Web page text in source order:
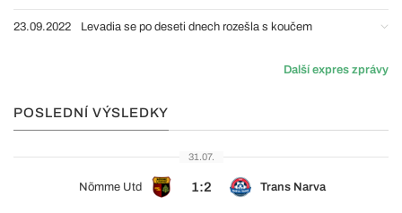
23.09.2022 Levadia se po deseti dnech rozešla s koučem
Další expres zprávy
POSLEDNÍ VÝSLEDKY
31.07.
Nõmme Utd 1:2 Trans Narva